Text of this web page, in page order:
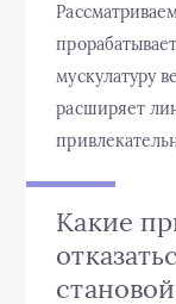
мускулатуру
расширяет
Какие